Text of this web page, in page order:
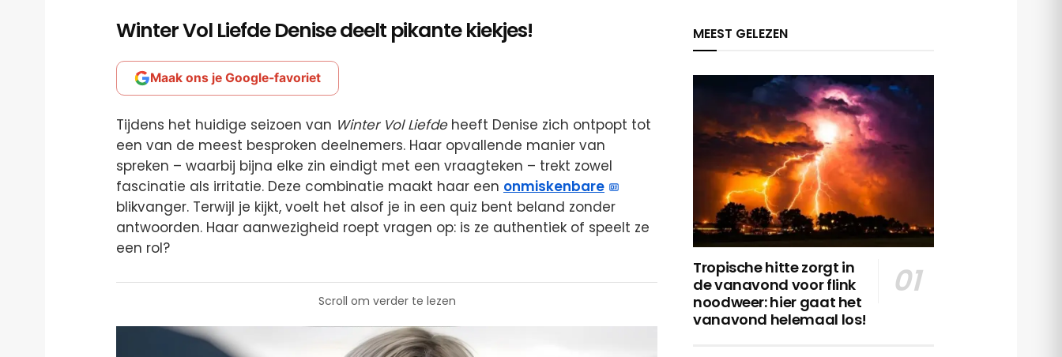
Winter Vol Liefde Denise deelt pikante kiekjes!
Maak ons je Google-favoriet
Tijdens het huidige seizoen van Winter Vol Liefdeheeft Denise zich ontpopt tot
een van de meest besproken deelnemers. Haar opvallende manier van
spreken – waarbij bijna elke zin eindigt met een vraagteken – trekt zowel
fascinatie als irritatie. Deze combinatie maakt haar een onmiskenbare
blikvanger. Terwijl je kijkt, voelt het alsof je in een quiz bent beland zonder
antwoorden. Haar aanwezigheid roept vragen op: is ze authentiek of speelt ze
een rol?
Scroll om verder te lezen
MEEST GELEZEN
Tropische hitte zorgt in
de vanavond voor flink
noodweer: hier gaat het
vanavond helemaal los!